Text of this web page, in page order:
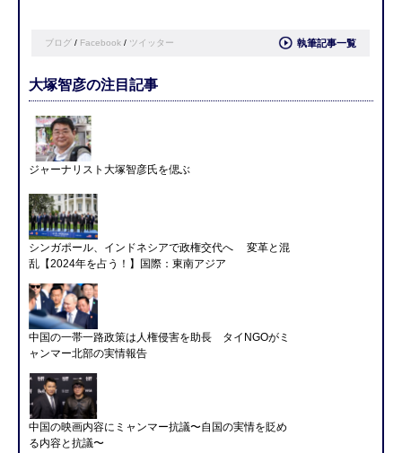
ブログ / Facebook / ツイッター 執筆記事一覧
大塚智彦の注目記事
ジャーナリスト大塚智彦氏を偲ぶ
シンガポール、インドネシアで政権交代へ 変革と混
乱【2024年を占う！】国際：東南アジア
中国の一帯一路政策は人権侵害を助長 タイNGOがミ
ャンマー北部の実情報告
中国の映画内容にミャンマー抗議〜自国の実情を貶め
る内容と抗議〜